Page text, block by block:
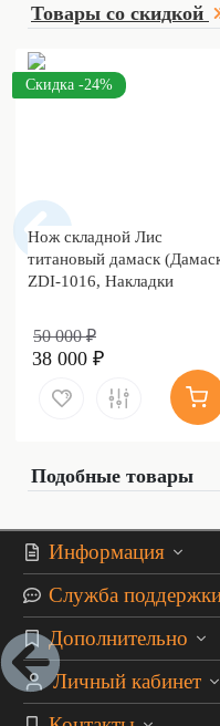
Товары со скидкой
Скидка -24%
Нож складной Лис
титановый дамаск
ZDI-1016, Накладки
50 000 ₽
38 000 ₽
Подобные товары
Информация
Служба
Дополнительно
Личный кабинет